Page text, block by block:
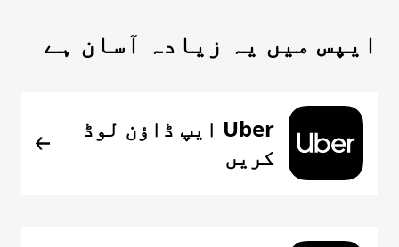
ایپس میں یہ زیادہ آسان ہے
Uber ایپ ڈاؤن لوڈ
کریں